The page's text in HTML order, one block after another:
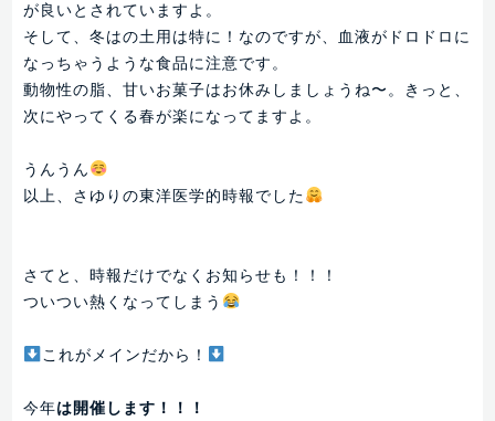
が良いとされていますよ。
そして、冬はの土用は特に！なのですが、血液がドロドロに
なっちゃうような食品に注意です。
動物性の脂、甘いお菓子はお休みしましょうね〜。きっと、
次にやってくる春が楽になってますよ。
うんうん
以上、さゆりの東洋医学的時報でした
さてと、時報だけでなくお知らせも！！！
ついつい熱くなってしまう
これがメインだから！
今年は開催します！！！